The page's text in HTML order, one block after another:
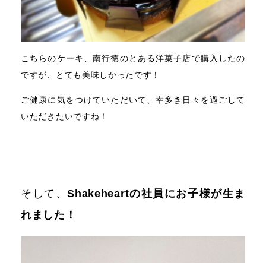
こちらのケーキ、南行徳のとある洋菓子店で購入したの
ですが、とても美味しかったです！
ご健康に気をつけていただいて、幸多き日々を過ごして
いただきたいですね！
そして、Shakeheartの社員にお子様が生ま
れました！